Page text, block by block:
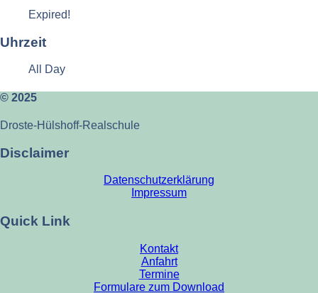
Expired!
Uhrzeit
All Day
© 2025
Droste-Hülshoff-Realschule
Disclaimer
Datenschutzerklärung
Impressum
Quick Link
Kontakt
Anfahrt
Termine
Formulare zum Download